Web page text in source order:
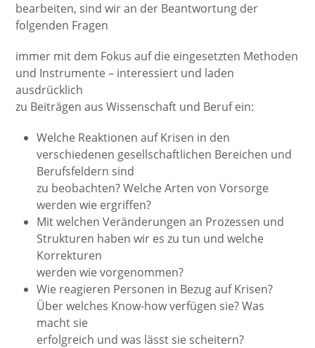
bearbeiten, sind wir an der Beantwortung der
folgenden Fragen
immer mit dem Fokus auf die eingesetzten Methoden
und Instrumente – interessiert und laden
ausdrücklich
zu Beiträgen aus Wissenschaft und Beruf ein:
Welche Reaktionen auf Krisen in den
verschiedenen gesellschaftlichen Bereichen und
Berufsfeldern sind
zu beobachten? Welche Arten von Vorsorge
werden wie ergriffen?
Mit welchen Veränderungen an Prozessen und
Strukturen haben wir es zu tun und welche
Korrekturen
werden wie vorgenommen?
Wie reagieren Personen in Bezug auf Krisen?
Über welches Know-how verfügen sie? Was
macht sie
erfolgreich und was lässt sie scheitern?